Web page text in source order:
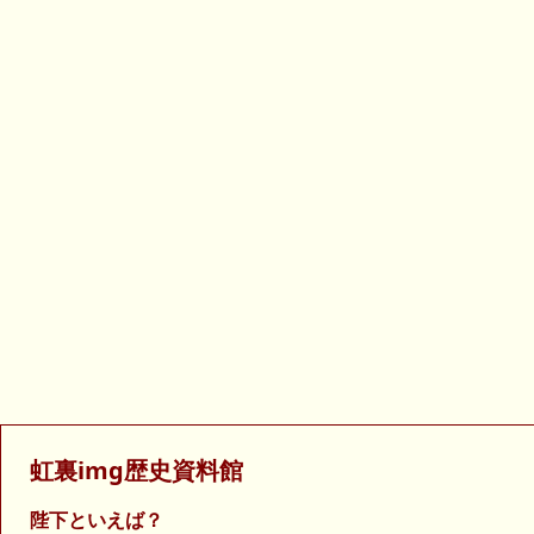
虹裏img歴史資料館
陛下といえば？